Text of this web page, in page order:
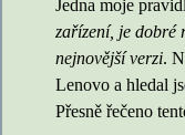
Jedna moje
zařízení, je dobré
nejnovější verzi.
Lenovo a hledal
Přesně řečeno